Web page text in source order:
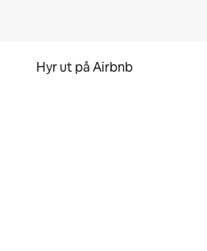
Hyr ut på Airbnb